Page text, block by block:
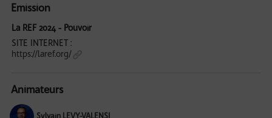
Emission
La REF 2024 - Pouvoir
SITE INTERNET :
https://laref.org/
Animateurs
Sylvain LEVY-VALENSI